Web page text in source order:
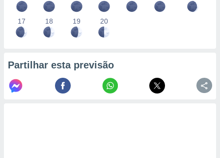
17 18 19 20
Partilhar esta previsão